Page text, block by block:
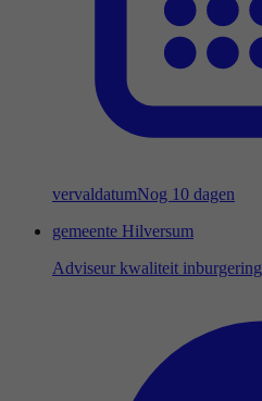
vervaldatumNog 10 dagen
gemeente Hilversum
Adviseur kwaliteit inburgering